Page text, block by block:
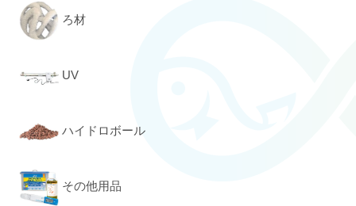
ろ材
UV
ハイドロボール
その他用品